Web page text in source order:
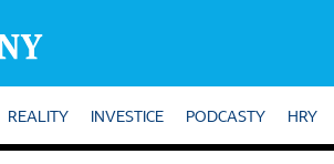
REALITY INVESTICE PODCASTY HRY